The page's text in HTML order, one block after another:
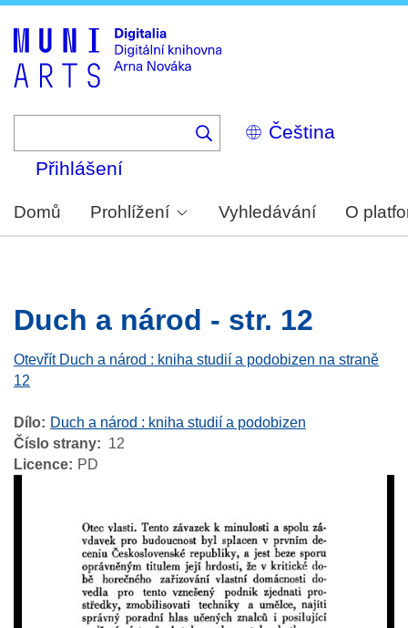
Select
your
Přihlášení
Domů Prohlížení Vyhledávání O
Duch a národ - str. 12
Otevřít Duch a národ : kniha studií a podobizen na straně
12
Dílo
Duch a národ : kniha studií a podobizen
Číslo strany
12
Licence
PD